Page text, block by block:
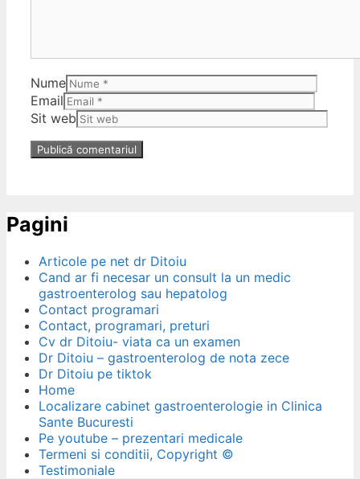
Nume
Email
Sit web
Pagini
Articole pe net dr Ditoiu
Cand ar fi necesar un consult la un medic
gastroenterolog sau hepatolog
Contact programari
Contact, programari, preturi
Cv dr Ditoiu- viata ca un examen
Dr Ditoiu – gastroenterolog de nota zece
Dr Ditoiu pe tiktok
Home
Localizare cabinet gastroenterologie in Clinica
Sante Bucuresti
Pe youtube – prezentari medicale
Termeni si conditii, Copyright ©
Testimoniale